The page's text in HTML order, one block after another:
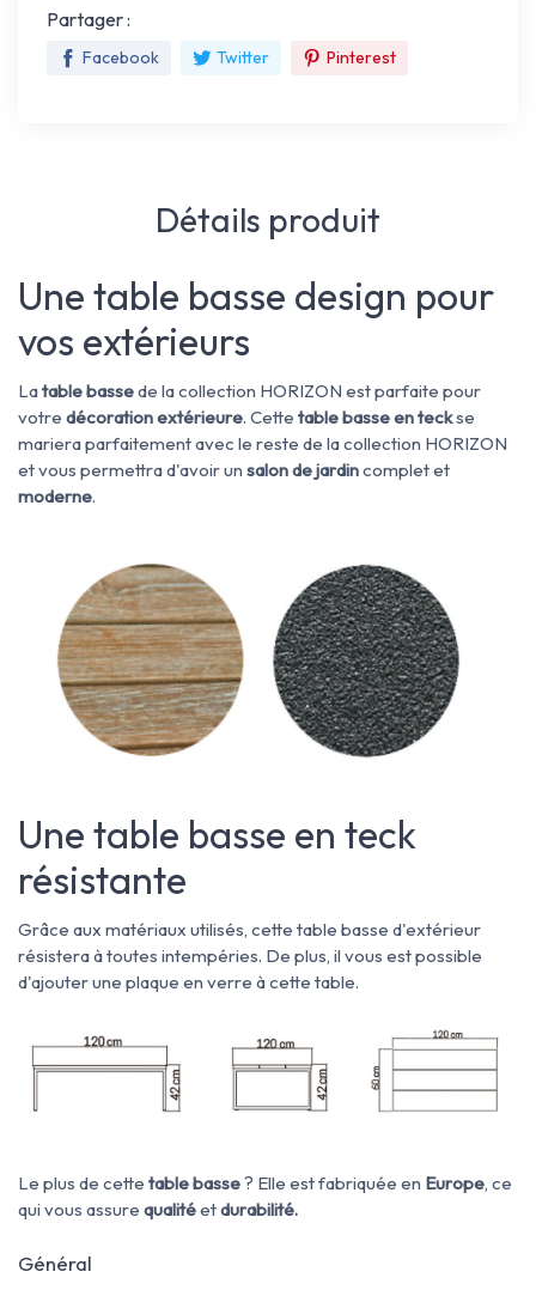
Partager :
Facebook Twitter Pinterest
Détails produit
Une table basse design pour
vos extérieurs
Latable bassede la collection HORIZON est parfaite pour
votre décoration extérieure. Cette table basse en teckse
mariera parfaitement avec le reste de la collection HORIZON
et vous permettra d'avoir un salon de jardincomplet et
moderne.
Une table basse en teck
résistante
Grâce aux matériaux utilisés, cette table basse d'extérieur
résistera à toutes intempéries. De plus, il vous est possible
d'ajouter une plaque en verre à cette table.
Le plus de cette table basse? Elle est fabriquée en Europe, ce
qui vous assure qualitéetdurabilité.
Général